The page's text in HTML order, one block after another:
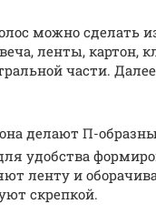
можно сделать
ленты, картон,
части.
делают П-
удобства
ленту и
скрепкой.